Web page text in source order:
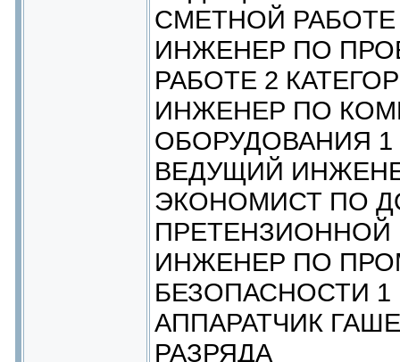
СМЕТНОЙ РАБОТЕ
ИНЖЕНЕР ПО
РАБОТЕ 2
ИНЖЕНЕР ПО
ОБОРУДОВАНИЯ 1
ВЕДУЩИЙ
ЭКОНОМИСТ ПО
ПРЕТЕНЗИОННОЙ
ИНЖЕНЕР ПО
БЕЗОПАСНОСТИ 1
АППАРАТЧИК
РАЗРЯДА